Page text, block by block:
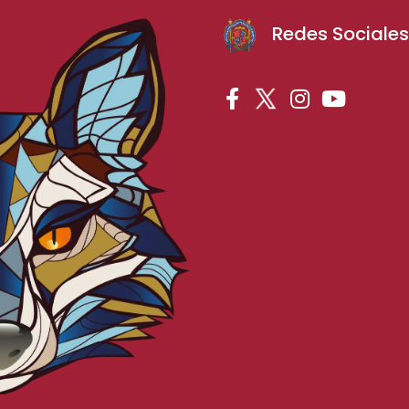
Redes Sociales